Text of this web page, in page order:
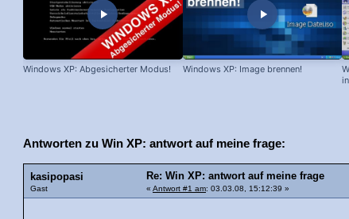
Windows XP: Abgesicherter Modus! Windows XP: Image brennen!
Antworten zu Win XP: antwort auf meine frage:
kasipopasi
Gast
Re: Win XP: antwort auf meine frage
« Antwort #1 am: 03.03.08, 15:12:39 »